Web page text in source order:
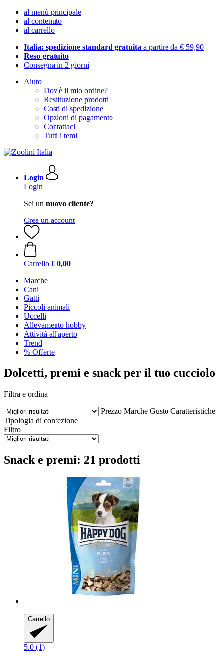
al menù principale
al contenuto
al carrello
Italia: spedizione standard gratuita a partire da € 59,90
Reso gratuito
Consegna in 2 giorni
Aiuto
Dov'è il mio ordine?
Restituzione prodotti
Costi di spedizione
Opzioni di pagamento
Contattaci
Tutti i temi
Login
Login
Sei un nuovo cliente?
Crea un account
Carrello € 0,00
Marche
Cani
Gatti
Piccoli animali
Uccelli
Allevamento hobby
Attività all'aperto
Trend
% Offerte
Dolcetti, premi e snack per il tuo cucciolo
Filtra e ordina
Prezzo Marche Gusto Caratteristiche
Tipologia di confezione
Filtro
Snack e premi: 21 prodotti
Carrello
5.0 (1)